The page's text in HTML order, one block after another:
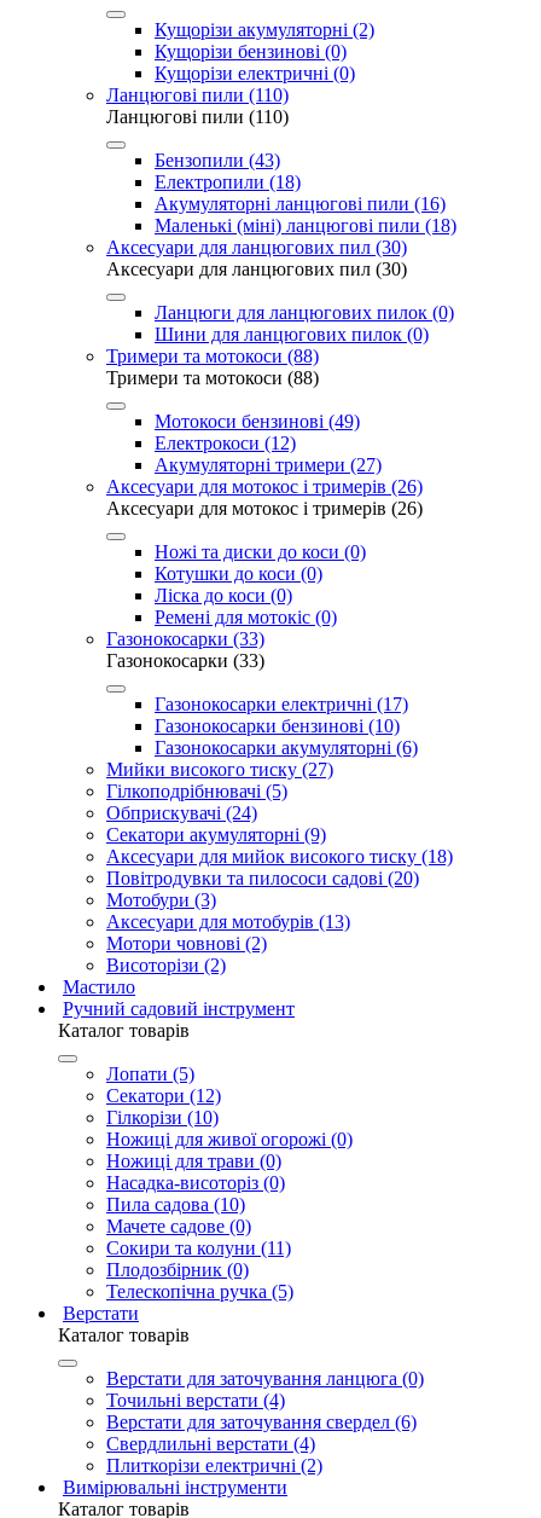
Кущорізи акумуляторні (2)
Кущорізи бензинові (0)
Кущорізи електричні (0)
Ланцюгові пили (110)
Ланцюгові пили (110)
Бензопили (43)
Електропили (18)
Акумуляторні ланцюгові пили (16)
Маленькі (міні) ланцюгові пили (18)
Аксесуари для ланцюгових пил (30)
Аксесуари для ланцюгових пил (30)
Ланцюги для ланцюгових пилок (0)
Шини для ланцюгових пилок (0)
Тримери та мотокоси (88)
Тримери та мотокоси (88)
Мотокоси бензинові (49)
Eлектрокоси (12)
Акумуляторні тримери (27)
Аксесуари для мотокос і тримерів (26)
Аксесуари для мотокос і тримерів (26)
Ножі та диски до коси (0)
Котушки до коси (0)
Ліска до коси (0)
Ремені для мотокіс (0)
Газонокосарки (33)
Газонокосарки (33)
Газонокосарки електричні (17)
Газонокосарки бензинові (10)
Газонокосарки акумуляторні (6)
Мийки високого тиску (27)
Гілкоподрібнювачі (5)
Обприскувачі (24)
Секатори акумуляторні (9)
Аксесуари для мийок високого тиску (18)
Повітродувки та пилососи садові (20)
Мотобури (3)
Аксесуари для мотобурів (13)
Мотори човнові (2)
Висоторізи (2)
Мастило
Ручний садовий інструмент
Каталог товарів
Лопати (5)
Секатори (12)
Гілкорізи (10)
Ножиці для живої огорожі (0)
Ножиці для трави (0)
Насадка-висоторіз (0)
Пила садова (10)
Мачете садове (0)
Сокири та колуни (11)
Плодозбірник (0)
Телескопічна ручка (5)
Верстати
Каталог товарів
Верстати для заточування ланцюга (0)
Точильні верстати (4)
Верстати для заточування свердел (6)
Свердлильні верстати (4)
Плиткорізи електричні (2)
Вимірювальні інструменти
Каталог товарів